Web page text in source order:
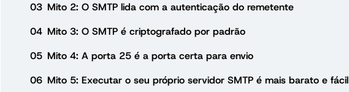
03 Mito 2: O SMTP lida com a autenticação do remetente
04 Mito 3: O SMTP é criptografado por padrão
05 Mito 4: A porta 25 é a porta certa para envio
06 Mito 5: Executar o seu próprio servidor SMTP é mais barato e fácil